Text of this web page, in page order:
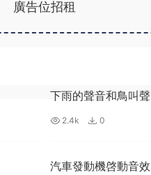
廣告位招租
下雨的聲音和鳥叫聲
2.4k 0
汽車發動機啓動音效